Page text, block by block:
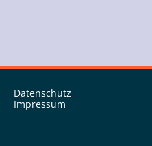
Datenschutz
Impressum